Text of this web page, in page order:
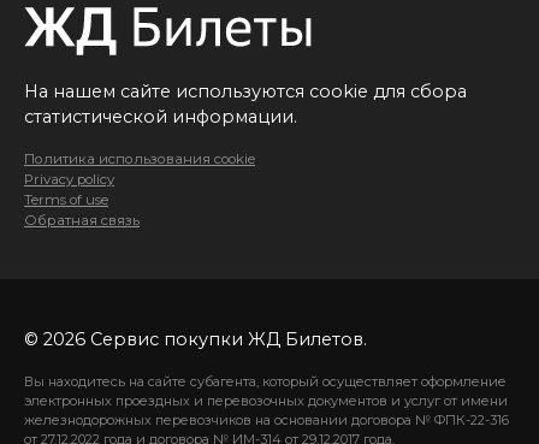
На нашем сайте используются cookie для сбора
статистической информации.
Политика использования cookie
Privacy policy
Terms of use
Обратная связь
© 2026 Сервис покупки ЖД Билетов.
Вы находитесь на сайте субагента, который осуществляет оформление
электронных проездных и перевозочных документов и услуг от имени
железнодорожных перевозчиков на основании договора № ФПК-22-316
от 27.12.2022 года и договора № ИМ-314 от 29.12.2017 года.